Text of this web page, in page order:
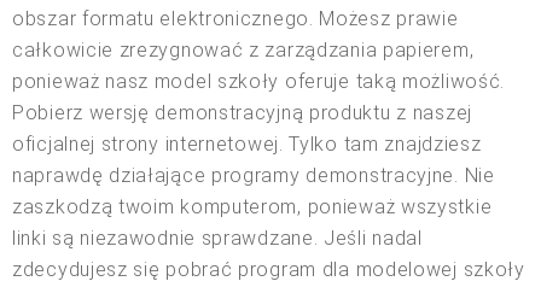
obszar formatu elektronicznego. Możesz prawie
całkowicie zrezygnować z zarządzania papierem,
ponieważ nasz model szkoły oferuje taką możliwość.
Pobierz wersję demonstracyjną produktu z naszej
oficjalnej strony internetowej. Tylko tam znajdziesz
naprawdę działające programy demonstracyjne. Nie
zaszkodzą twoim komputerom, ponieważ wszystkie
linki są niezawodnie sprawdzane. Jeśli nadal
zdecydujesz się pobrać program dla modelowej szkoły